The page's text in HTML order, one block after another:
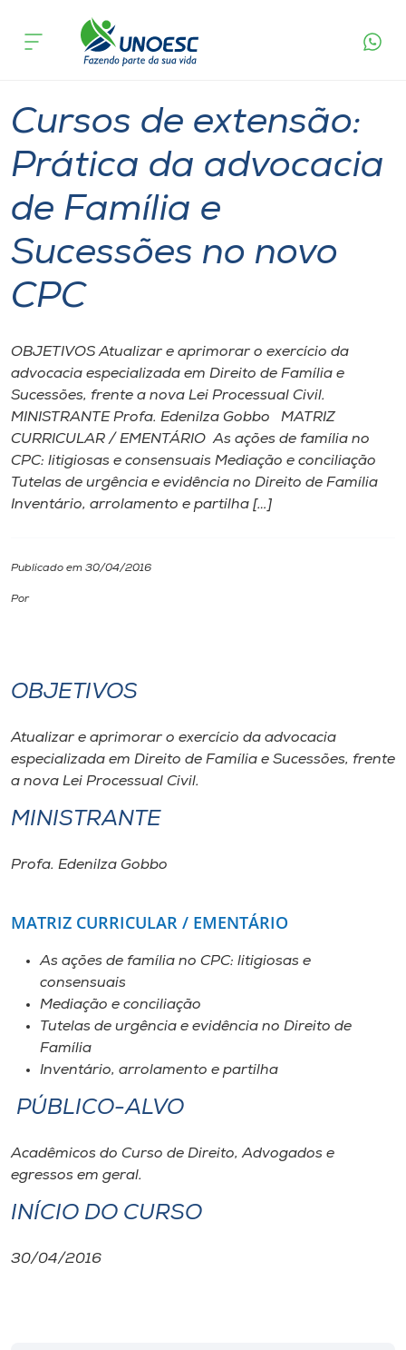
Cursos
Pesquisa
Atendimento ao Estudante
Portal de Ensino
Internacionalização
I.nova
Diplomados
Rádio
Museu
Selecione
o idioma
A-
acontece
Cursos de extensão:
Prática da advocacia
de Família e
Sucessões no novo
CPC
OBJETIVOS Atualizar e aprimorar o exercício da
advocacia especializada em Direito de Família e
Sucessões, frente a nova Lei Processual Civil.
MINISTRANTE Profa. Edenilza Gobbo MATRIZ
CURRICULAR / EMENTÁRIO As ações de família no
CPC: litigiosas e consensuais Mediação e conciliação
Tutelas de urgência e evidência no Direito de Família
Inventário, arrolamento e partilha […]
Publicado em 30/04/2016
Por
OBJETIVOS
Atualizar e aprimorar o exercício da advocacia
especializada em Direito de Família e Sucessões, frente
a nova Lei Processual Civil.
MINISTRANTE
Profa. Edenilza Gobbo
MATRIZ CURRICULAR / EMENTÁRIO
As ações de família no CPC: litigiosas e
consensuais
Mediação e conciliação
Tutelas de urgência e evidência no Direito de
Família
Inventário, arrolamento e partilha
PÚBLICO-ALVO
Acadêmicos do Curso de Direito, Advogados e
egressos em geral.
INÍCIO DO CURSO
30/04/2016